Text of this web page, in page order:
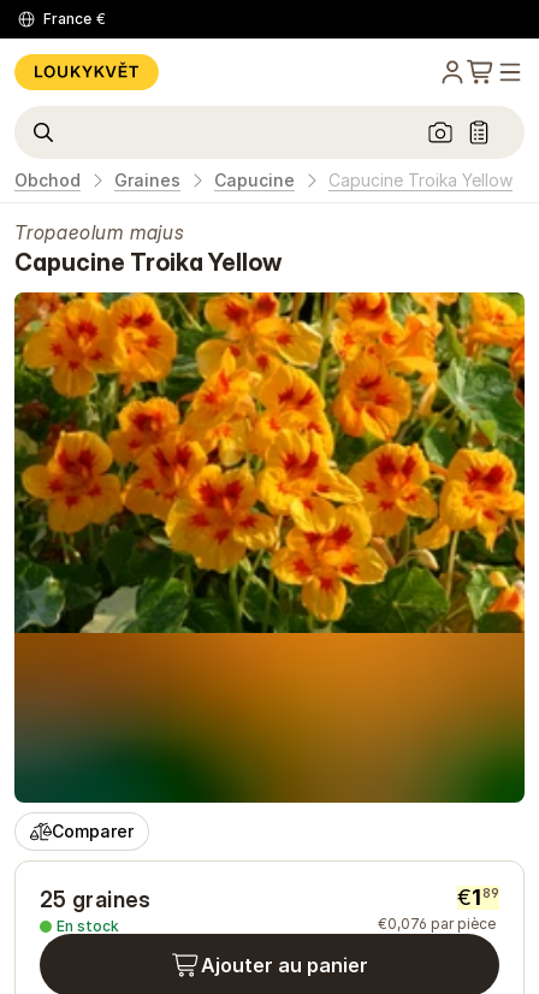
France €
Obchod Graines Capucine Capucine Troika Yellow
Tropaeolum majus
Capucine Troika Yellow
Comparer
25 graines
En stock
€189
€0,076 par pièce
Ajouter au panier